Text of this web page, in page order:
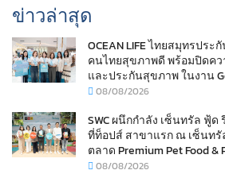
ข่าวล่าสุด
OCEAN LIFE ไทยสมุทรปร
คนไทยสุขภาพดี พร้อมปิดค
และประกันสุขภาพ ในงาน
08/08/2026
SWC ผนึกกำลัง เซ็นทรัล ฟู้ด
ที่ท็อปส์ สาขาแรก ณ เซ็นท
ตลาด Premium Pet Food
08/08/2026